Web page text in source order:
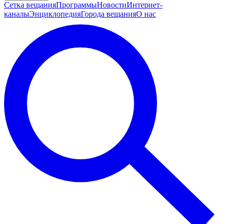
Сетка вещанияПрограммыНовостиИнтернет-
каналыЭнциклопедияГорода вещанияО нас